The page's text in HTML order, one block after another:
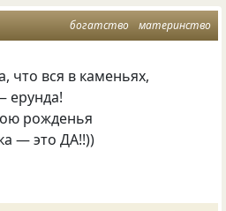
богатство материнство
что вся в каменьях,
ерунда!
рожденья
— это ДА!!))